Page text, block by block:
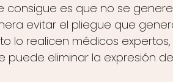
consigue es que no se
evitar el pliegue que
lo realicen médicos
eliminar la expresión